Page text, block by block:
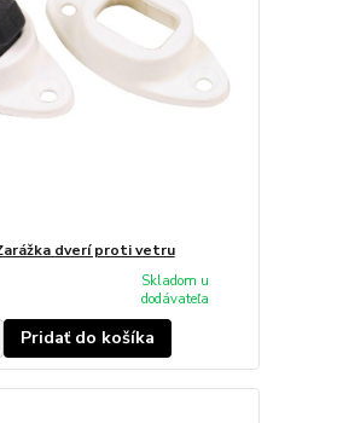
dverí proti vetru
Skladom u
dodávateľa
Pridať do košíka